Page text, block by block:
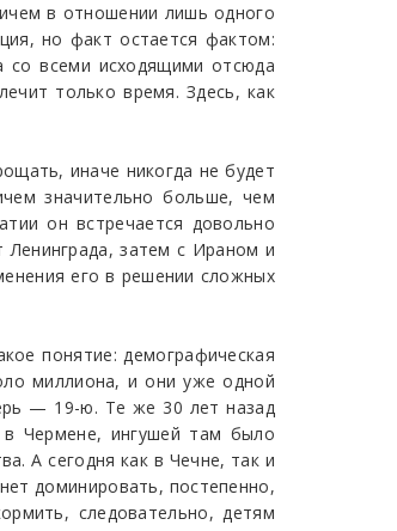
в отношении лишь одного
но факт остается фактом:
со всеми исходящими отсюда
только время. Здесь, как
иначе никогда не будет
значительно больше, чем
он встречается довольно
затем с Ираном и
его в решении сложных
понятие: демографическая
миллиона, и они уже одной
— 19-ю. Те же 30 лет назад
в Чермене, ингушей там было
А сегодня как в Чечне, так и
доминировать, постепенно,
следовательно, детям